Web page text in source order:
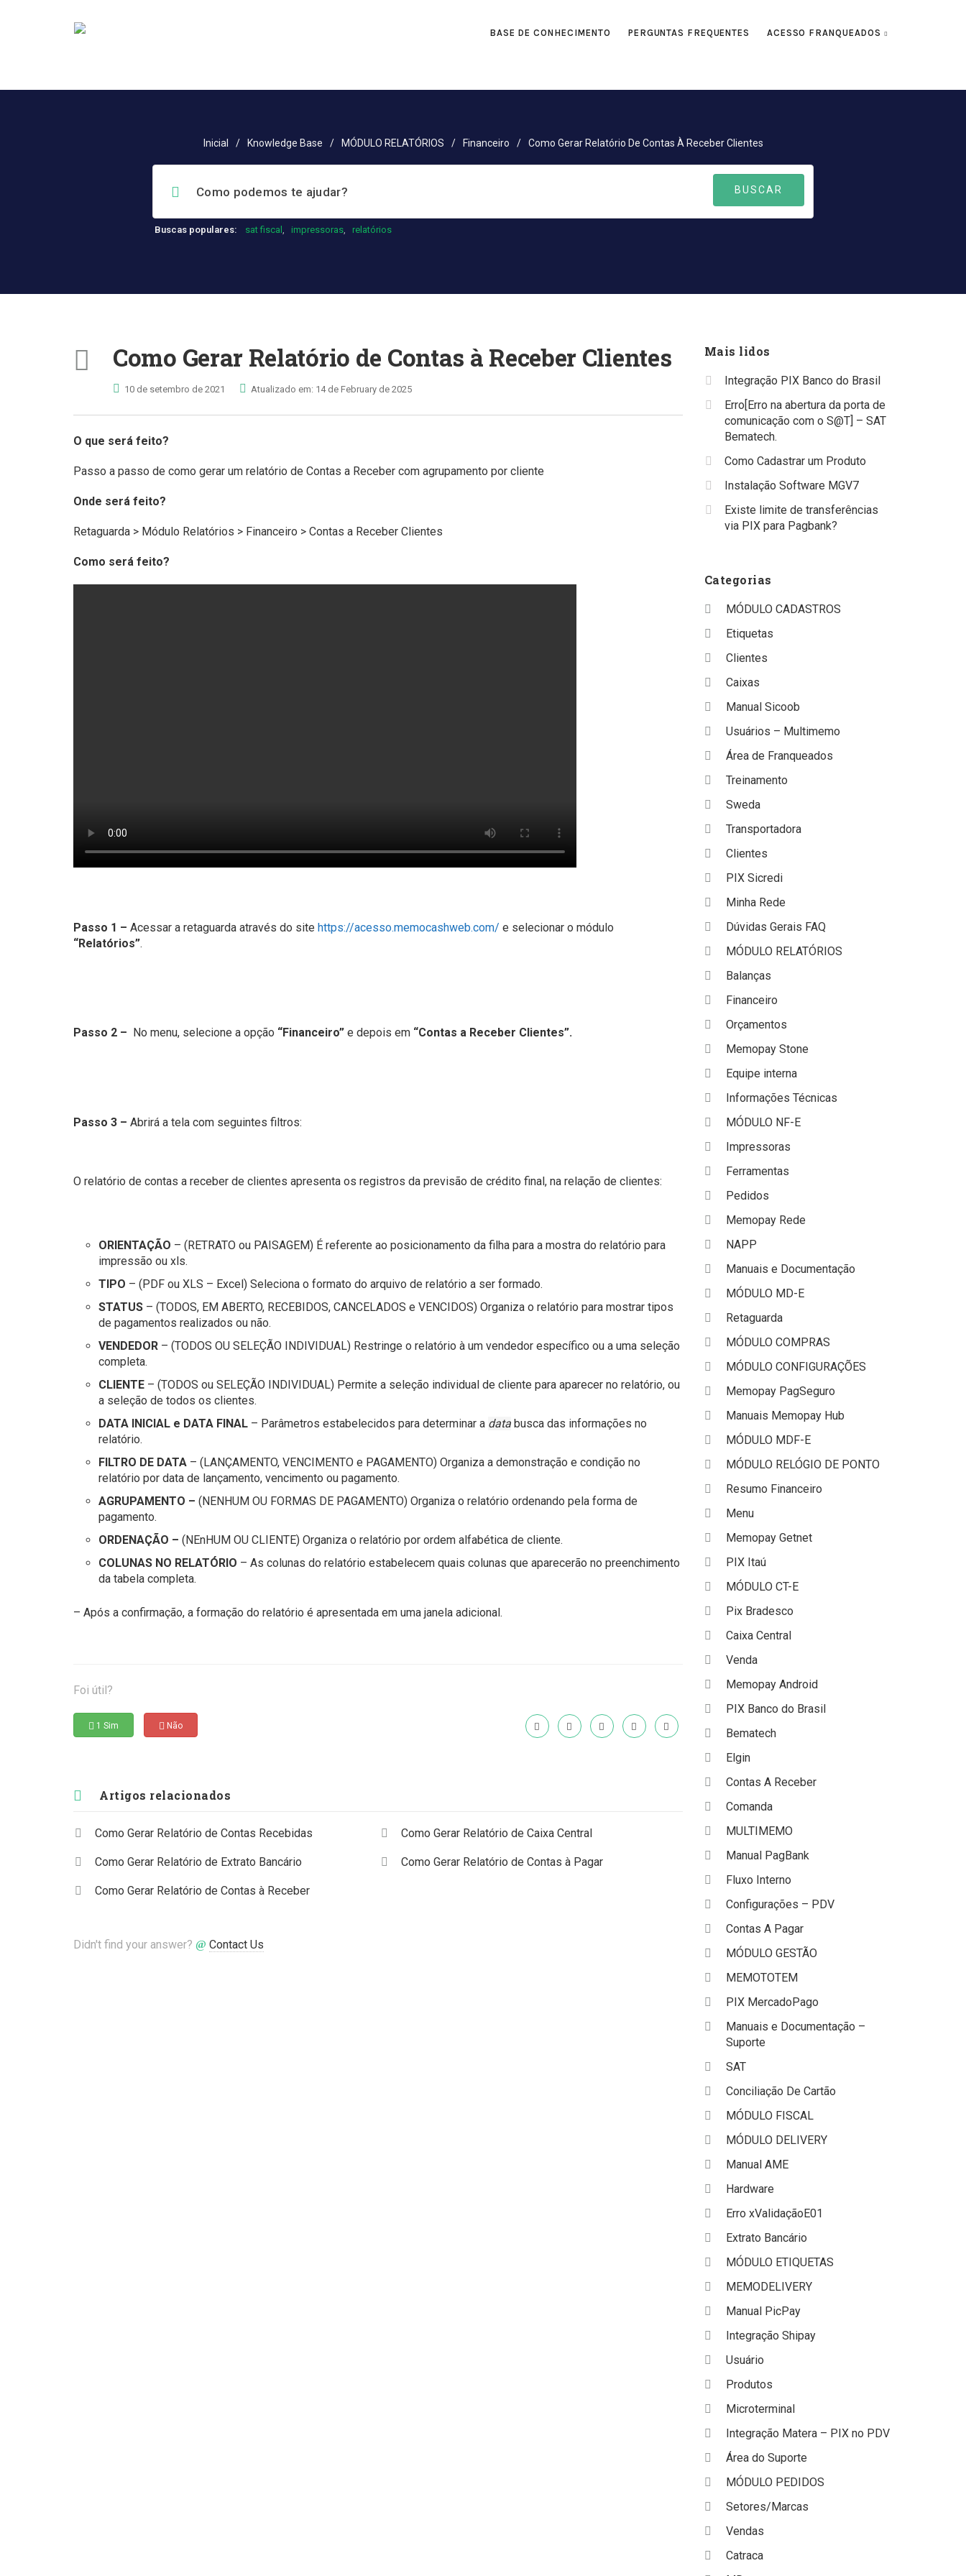
BASE DE CONHECIMENTO PERGUNTAS FREQUENTES ACESSO FRANQUEADOS
Inicial / Knowledge Base / MÓDULO RELATÓRIOS / Financeiro / Como Gerar Relatório De Contas À Receber Clientes
Buscas populares: sat fiscal , impressoras, relatórios
Como Gerar Relatório de Contas à Receber Clientes
10 de setembro de 2021 Atualizado em: 14 de February de 2025
O que será feito?
Passo a passo de como gerar um relatório de Contas a Receber com agrupamento por cliente
Onde será feito?
Retaguarda > Módulo Relatórios > Financeiro > Contas a Receber Clientes
Como será feito?
Passo 1 – Acessar a retaguarda através do site https://acesso.memocashweb.com/ e selecionar o módulo
“Relatórios”.
Passo 2 – No menu, selecione a opção “Financeiro” e depois em “Contas a Receber Clientes”.
Passo 3 – Abrirá a tela com seguintes filtros:
O relatório de contas a receber de clientes apresenta os registros da previsão de crédito final, na relação de clientes:
ORIENTAÇÃO – (RETRATO ou PAISAGEM) É referente ao posicionamento da filha para a mostra do relatório para
impressão ou xls.
TIPO – (PDF ou XLS – Excel) Seleciona o formato do arquivo de relatório a ser formado.
STATUS – (TODOS, EM ABERTO, RECEBIDOS, CANCELADOS e VENCIDOS) Organiza o relatório para mostrar tipos
de pagamentos realizados ou não.
VENDEDOR – (TODOS OU SELEÇÃO INDIVIDUAL) Restringe o relatório à um vendedor específico ou a uma seleção
completa.
CLIENTE – (TODOS ou SELEÇÃO INDIVIDUAL) Permite a seleção individual de cliente para aparecer no relatório, ou
a seleção de todos os clientes.
DATA INICIAL e DATA FINAL – Parâmetros estabelecidos para determinar a data busca das informações no
relatório.
FILTRO DE DATA – (LANÇAMENTO, VENCIMENTO e PAGAMENTO) Organiza a demonstração e condição no
relatório por data de lançamento, vencimento ou pagamento.
AGRUPAMENTO – (NENHUM OU FORMAS DE PAGAMENTO) Organiza o relatório ordenando pela forma de
pagamento.
ORDENAÇÃO – (NEnHUM OU CLIENTE) Organiza o relatório por ordem alfabética de cliente.
COLUNAS NO RELATÓRIO – As colunas do relatório estabelecem quais colunas que aparecerão no preenchimento
da tabela completa.
– Após a confirmação, a formação do relatório é apresentada em uma janela adicional.
Foi útil?
1 Sim Não
Artigos relacionados
Como Gerar Relatório de Contas Recebidas Como Gerar Relatório de Caixa Central
Como Gerar Relatório de Extrato Bancário Como Gerar Relatório de Contas à Pagar
Como Gerar Relatório de Contas à Receber
Didn't find your answer? Contact Us
Mais lidos
Integração PIX Banco do Brasil
Erro[Erro na abertura da porta de
comunicação com o S@T] – SAT
Bematech.
Como Cadastrar um Produto
Instalação Software MGV7
Existe limite de transferências
via PIX para Pagbank?
Categorias
MÓDULO CADASTROS
Etiquetas
Clientes
Caixas
Manual Sicoob
Usuários – Multimemo
Área de Franqueados
Treinamento
Sweda
Transportadora
Clientes
PIX Sicredi
Minha Rede
Dúvidas Gerais FAQ
MÓDULO RELATÓRIOS
Balanças
Financeiro
Orçamentos
Memopay Stone
Equipe interna
Informações Técnicas
MÓDULO NF-E
Impressoras
Ferramentas
Pedidos
Memopay Rede
NAPP
Manuais e Documentação
MÓDULO MD-E
Retaguarda
MÓDULO COMPRAS
MÓDULO CONFIGURAÇÕES
Memopay PagSeguro
Manuais Memopay Hub
MÓDULO MDF-E
MÓDULO RELÓGIO DE PONTO
Resumo Financeiro
Menu
Memopay Getnet
PIX Itaú
MÓDULO CT-E
Pix Bradesco
Caixa Central
Venda
Memopay Android
PIX Banco do Brasil
Bematech
Elgin
Contas A Receber
Comanda
MULTIMEMO
Manual PagBank
Fluxo Interno
Configurações – PDV
Contas A Pagar
MÓDULO GESTÃO
MEMOTOTEM
PIX MercadoPago
Manuais e Documentação –
Suporte
SAT
Conciliação De Cartão
MÓDULO FISCAL
MÓDULO DELIVERY
Manual AME
Hardware
Erro xValidaçãoE01
Extrato Bancário
MÓDULO ETIQUETAS
MEMODELIVERY
Manual PicPay
Integração Shipay
Usuário
Produtos
Microterminal
Integração Matera – PIX no PDV
Área do Suporte
MÓDULO PEDIDOS
Setores/Marcas
Vendas
Catraca